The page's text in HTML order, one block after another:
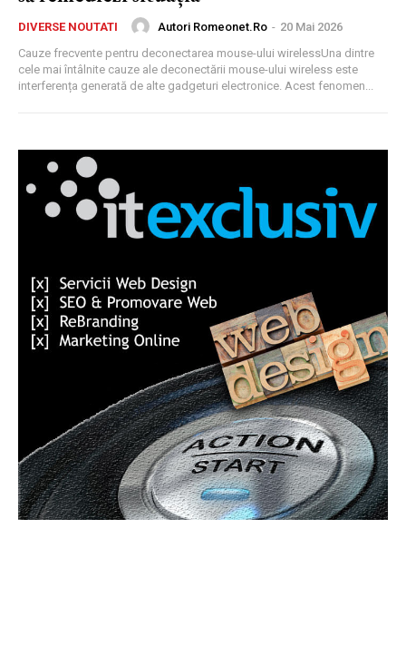
DIVERSE NOUTATI Autori Romeonet.ro - 20 Mai 2026
Cauze frecvente pentru deconectarea mouse-ului wirelessUna dintre
cele mai întâlnite cauze ale deconectării mouse-ului wireless este
interferența generată de alte gadgeturi electronice. Acest fenomen...